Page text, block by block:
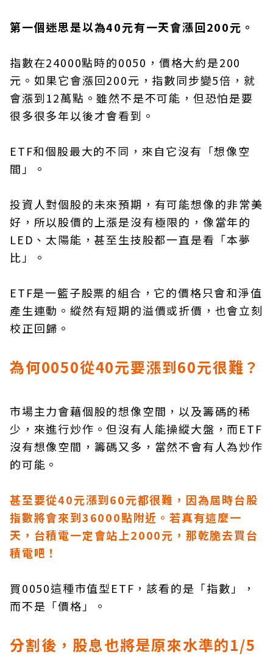
第一個迷思是以為40元有一天會漲回200元。
指數在24000點時的0050，價格大約是200
元。如果它會漲回200元，指數同步變5倍，就
會漲到12萬點。雖然不是不可能，但恐怕是要
很多很多年以後才會看到。
ETF和個股最大的不同，來自它沒有「想像空
間」。
投資人對個股的未來預期，有可能想像的非常美
好，所以股價的上漲是沒有極限的，像當年的
LED、太陽能，甚至生技股都一直是看「本夢
比」。
ETF是一籃子股票的組合，它的價格只會和淨值
產生連動。縱然有短期的溢價或折價，也會立刻
校正回歸。
為何0050從40元要漲到60元很難？
市場主力會藉個股的想像空間，以及籌碼的稀
少，來進行炒作。但沒有人能操縱大盤，而ETF
沒有想像空間，籌碼又多，當然不會有人為炒作
的可能。
甚至要從40元漲到60元都很難，因為屆時台股
指數將會來到36000點附近。若真有這麼一
天，台積電一定會站上2000元，那乾脆去買台
積電吧！
買0050這種市值型ETF，該看的是「指數」，
而不是「價格」。
分割後，股息也將是原來水準的1/5